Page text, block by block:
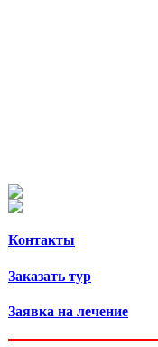
Контакты
Заказать тур
Заявка на лечение